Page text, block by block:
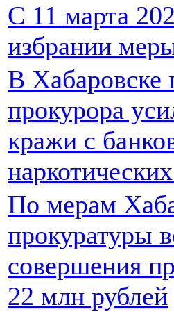
С 11 марта
избрании
В Хабаровске
прокурора
кражи с
По мерам
прокуратуры
совершения
22 млн рублей